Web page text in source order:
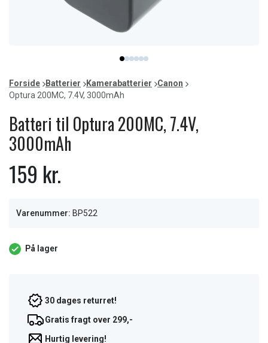
item
0
item
1
item
2
item
3
item
4
item
5
of
6
Forside Batterier Kamerabatterier
Canon
Optura 200MC, 7.4V, 3000mAh
Batteri til Optura 200MC, 7.4V,
3000mAh
159 kr.
Varenummer: BP522
På lager
30 dages returret!
Gratis fragt over 299,-
Hurtig levering!